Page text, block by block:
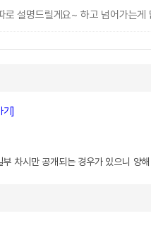
설명드릴게요~ 하고 넘어가는
기]
차시만 공개되는 경우가 있으니 양